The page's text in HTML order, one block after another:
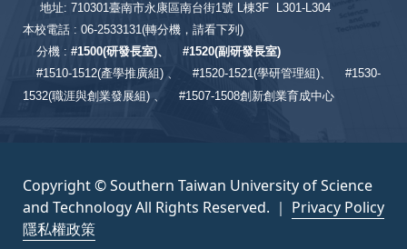
地址: 710301臺南市永康區南台街1號 L棟3F L301-L304
本校電話 : 06-2533131(轉分機，請看下列)
分機 : #1500(研發長室)、 #1520(副研發長室)
#1510-1512(產學推廣組) 、 #1520-1521(學研管理組)、
#1530-
1532(職涯與創業發展組) 、
#1507-1508創新創業育成中心
Copyright © Southern Taiwan University of Science
and Technology All Rights Reserved. ｜ Privacy Policy
隱私權政策